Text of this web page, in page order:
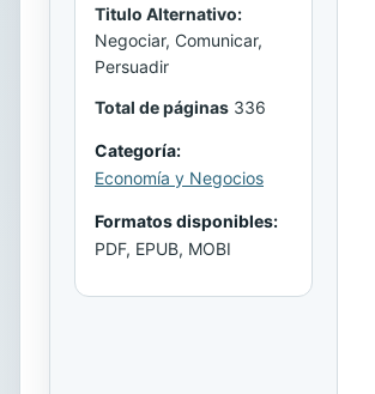
Titulo Alternativo:
Negociar, Comunicar,
Persuadir
Total de páginas 336
Categoría:
Economía y Negocios
Formatos disponibles:
PDF, EPUB, MOBI